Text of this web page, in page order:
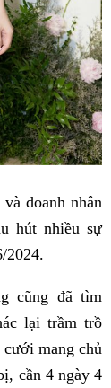
doanh nhân
hút nhiều sự
2024.
cũng đã tìm
lại trầm trồ
mang chủ
cần 4 ngày 4